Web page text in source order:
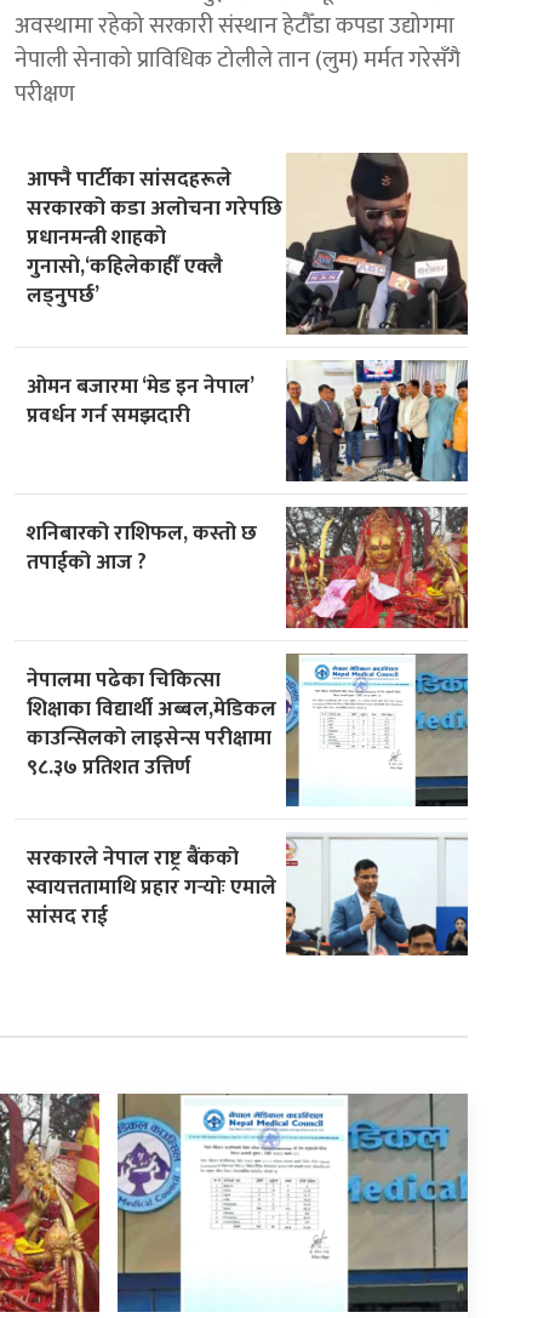
अवस्थामा रहेको सरकारी संस्थान हेटौँडा कपडा उद्योगमा
नेपाली सेनाको प्राविधिक टोलीले तान (लुम) मर्मत गरेसँगै
परीक्षण
आफ्नै पार्टीका सांसदहरूले
सरकारको कडा अलोचना गरेपछि
प्रधानमन्त्री शाहकाे
गुनासाे,‘कहिलेकाहीँ एक्लै
लड्नुपर्छ’
ओमन बजारमा ‘मेड इन नेपाल’
प्रवर्धन गर्न समझदारी
शनिबारको राशिफल, कस्तो छ
तपाईको आज ?
नेपालमा पढेका चिकित्सा
शिक्षाका विद्यार्थी अब्बल,मेडिकल
काउन्सिलको लाइसेन्स परीक्षामा
९८.३७ प्रतिशत उत्तिर्ण
सरकारले नेपाल राष्ट्र बैंकको
स्वायत्ततामाथि प्रहार गर्‍योः एमाले
सांसद राई